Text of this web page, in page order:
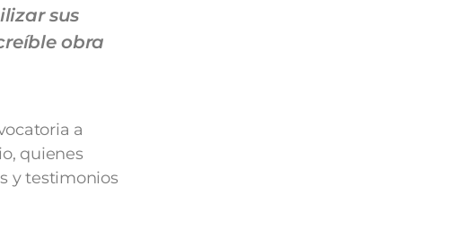
sus
obra
a
quienes
y testimonios